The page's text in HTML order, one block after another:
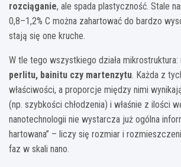
rozciąganie, ale spada plastyczność. Stale
0,8–1,2% C można zahartować do bardzo
stają się one kruche.
W tle tego wszystkiego działa mikrostruktura:
perlitu, bainitu czy martenzytu. Każda z
właściwości, a proporcje między nimi
(np. szybkości chłodzenia) i właśnie z ilości
nanotechnologii nie wystarcza już ogólna
hartowana” – liczy się rozmiar i
faz w skali nano.